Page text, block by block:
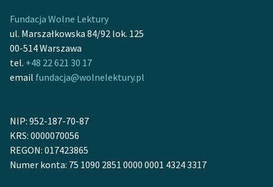
Fundacja Wolne Lektury
ul. Marszałkowska 84/92 lok. 125
00-514 Warszawa
tel. +48 22 621 30 17
email fundacja@wolnelektury.pl
NIP: 952-187-70-87
KRS: 0000070056
REGON: 017423865
Numer konta: 75 1090 2851 0000 0001 4324 3317